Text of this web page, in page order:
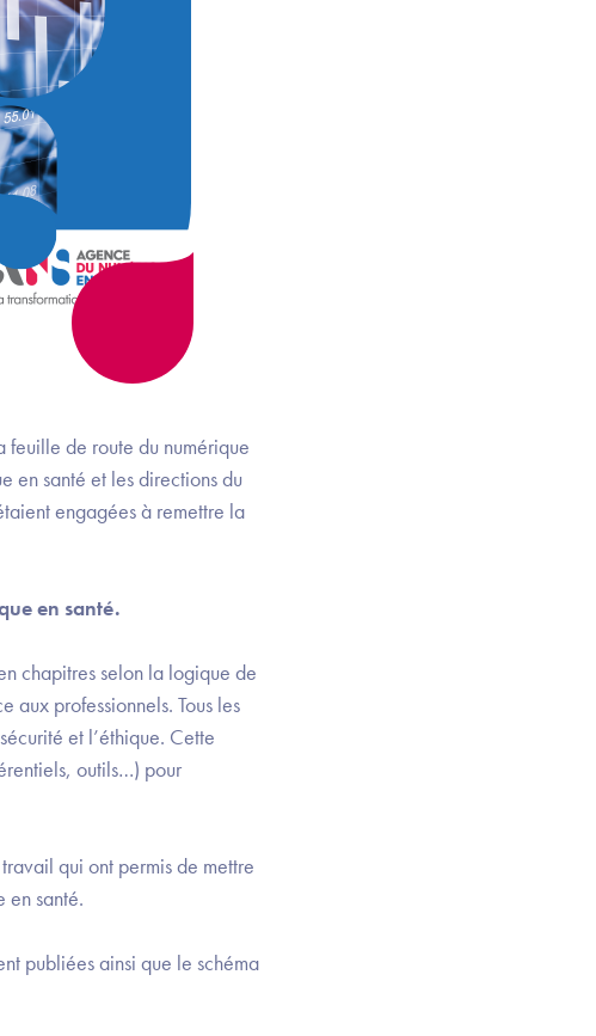
de route du numérique
en santé et les directions du
engagées à remettre la
en santé.
chapitres selon la logique de
aux professionnels. Tous les
et l’éthique. Cette
outils…) pour
qui ont permis de mettre
en santé.
publiées ainsi que le schéma